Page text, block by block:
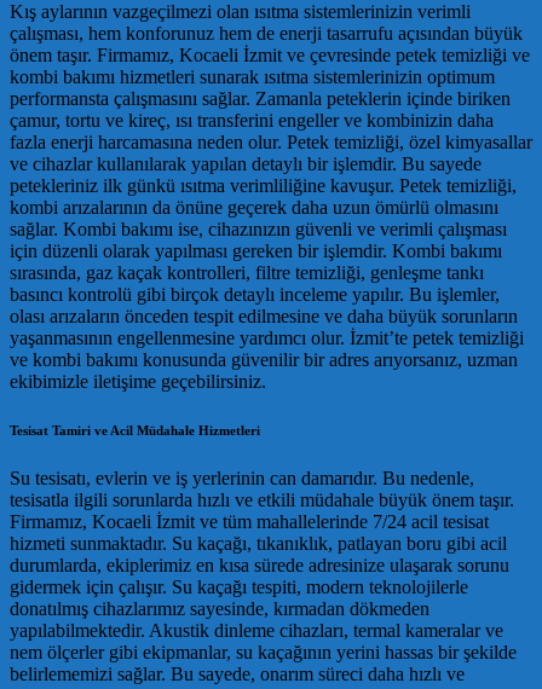
Kış aylarının vazgeçilmezi olan ısıtma sistemlerinizin verimli
çalışması, hem konforunuz hem de enerji tasarrufu açısından büyük
önem taşır. Firmamız, Kocaeli İzmit ve çevresinde petek temizliği ve
kombi bakımı hizmetleri sunarak ısıtma sistemlerinizin optimum
performansta çalışmasını sağlar. Zamanla peteklerin içinde biriken
çamur, tortu ve kireç, ısı transferini engeller ve kombinizin daha
fazla enerji harcamasına neden olur. Petek temizliği, özel kimyasallar
ve cihazlar kullanılarak yapılan detaylı bir işlemdir. Bu sayede
petekleriniz ilk günkü ısıtma verimliliğine kavuşur. Petek temizliği,
kombi arızalarının da önüne geçerek daha uzun ömürlü olmasını
sağlar. Kombi bakımı ise, cihazınızın güvenli ve verimli çalışması
için düzenli olarak yapılması gereken bir işlemdir. Kombi bakımı
sırasında, gaz kaçak kontrolleri, filtre temizliği, genleşme tankı
basıncı kontrolü gibi birçok detaylı inceleme yapılır. Bu işlemler,
olası arızaların önceden tespit edilmesine ve daha büyük sorunların
yaşanmasının engellenmesine yardımcı olur. İzmit’te petek temizliği
ve kombi bakımı konusunda güvenilir bir adres arıyorsanız, uzman
ekibimizle iletişime geçebilirsiniz.
Tesisat Tamiri ve Acil Müdahale Hizmetleri
Su tesisatı, evlerin ve iş yerlerinin can damarıdır. Bu nedenle,
tesisatla ilgili sorunlarda hızlı ve etkili müdahale büyük önem taşır.
Firmamız, Kocaeli İzmit ve tüm mahallelerinde 7/24 acil tesisat
hizmeti sunmaktadır. Su kaçağı, tıkanıklık, patlayan boru gibi acil
durumlarda, ekiplerimiz en kısa sürede adresinize ulaşarak sorunu
gidermek için çalışır. Su kaçağı tespiti, modern teknolojilerle
donatılmış cihazlarımız sayesinde, kırmadan dökmeden
yapılabilmektedir. Akustik dinleme cihazları, termal kameralar ve
nem ölçerler gibi ekipmanlar, su kaçağının yerini hassas bir şekilde
belirlememizi sağlar. Bu sayede, onarım süreci daha hızlı ve